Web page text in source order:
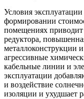
Условия
формировании
помещениях
редуктора,
металлоконструкции
агрессивные
кабельные линии и
эксплуатации
и воздействие
изоляции и ухудшает